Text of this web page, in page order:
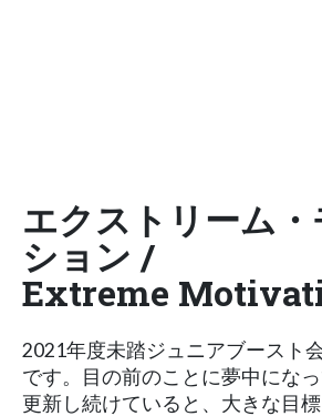
エクストリーム
ション /
Extreme
2021年度未踏ジュニアブースト
です。目の前のことに夢中にな
更新し続けていると、大きな目